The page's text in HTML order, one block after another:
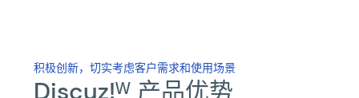
积极创新，切实考虑客户需求和使用场景
Discuz!ᵂ 产品优势